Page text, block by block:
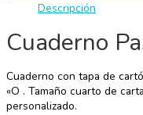
Descripción
Cuaderno
Cuaderno con tapa de
«O . Tamaño cuarto de
personalizado.